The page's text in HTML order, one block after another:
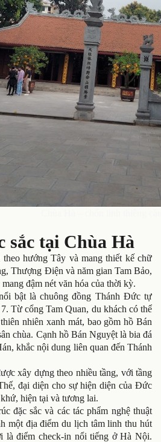
sắc tại Chùa Hà
hướng Tây và mang thiết kế chữ
Thượng Điện và năm gian Tam Bảo,
đậm nét văn hóa của thời kỳ.
bật là chuông đồng Thánh Đức tự
Từ cổng Tam Quan, du khách có thể
nhiên xanh mát, bao gồm hồ Bán
chùa. Cạnh hồ Bán Nguyệt là bia đá
khắc nội dung liên quan đến Thánh
xây dựng theo nhiều tầng, với tầng
đại diện cho sự hiện diện của Đức
hiện tại và tương lai.
đặc sắc và các tác phẩm nghệ thuật
một địa điểm du lịch tâm linh thu hút
là điểm check-in nổi tiếng ở Hà Nội.